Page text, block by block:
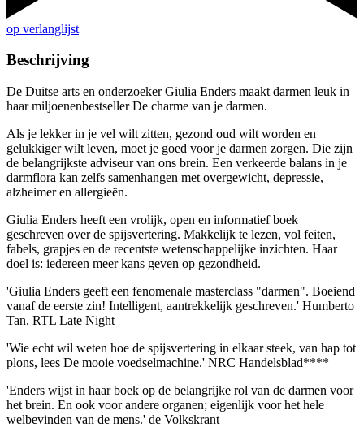
op verlanglijst
Beschrijving
De Duitse arts en onderzoeker Giulia Enders maakt darmen leuk in
haar miljoenenbestseller De charme van je darmen.
Als je lekker in je vel wilt zitten, gezond oud wilt worden en
gelukkiger wilt leven, moet je goed voor je darmen zorgen. Die zijn
de belangrijkste adviseur van ons brein. Een verkeerde balans in je
darmflora kan zelfs samenhangen met overgewicht, depressie,
alzheimer en allergieën.
Giulia Enders heeft een vrolijk, open en informatief boek
geschreven over de spijsvertering. Makkelijk te lezen, vol feiten,
fabels, grapjes en de recentste wetenschappelijke inzichten. Haar
doel is: iedereen meer kans geven op gezondheid.
'Giulia Enders geeft een fenomenale masterclass "darmen". Boeiend
vanaf de eerste zin! Intelligent, aantrekkelijk geschreven.' Humberto
Tan, RTL Late Night
'Wie echt wil weten hoe de spijsvertering in elkaar steek, van hap tot
plons, lees De mooie voedselmachine.' NRC Handelsblad****
'Enders wijst in haar boek op de belangrijke rol van de darmen voor
het brein. En ook voor andere organen; eigenlijk voor het hele
welbevinden van de mens.' de Volkskrant